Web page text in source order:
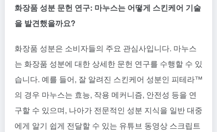
화장품 성분 문헌 연구: 마누스는 어떻게 스킨케어 기술
을 발견했을까요?
화장품 성분은 소비자들의 주요 관심사입니다. 마누스
는 화장품 성분에 대한 상세한 문헌 연구를 수행할 수 있
습니다. 예를 들어, 잘 알려진 스킨케어 성분인 피테라™
의 경우 마누스는 효능, 작용 메커니즘, 안전성 등을 연
구할 수 있으며, 나아가 전문적인 성분 지식을 일반 대중
에게 알기 쉽게 전달할 수 있는 유튜브 동영상 스크립트